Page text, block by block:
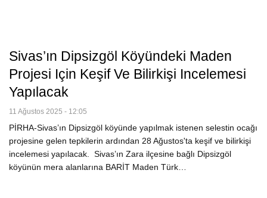
Sivas’ın Dipsizgöl Köyündeki Maden
Projesi Için Keşif Ve Bilirkişi Incelemesi
Yapılacak
11 Ağustos 2025 - 12:05
PİRHA-Sivas’ın Dipsizgöl köyünde yapılmak istenen selestin ocağı
projesine gelen tepkilerin ardından 28 Ağustos'ta keşif ve bilirkişi
incelemesi yapılacak. Sivas’ın Zara ilçesine bağlı Dipsizgöl
köyünün mera alanlarına BARİT Maden Türk…